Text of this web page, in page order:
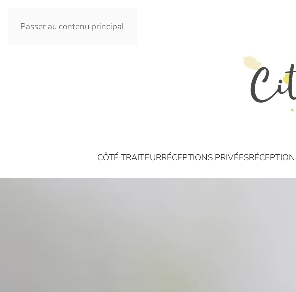
Passer au contenu principal
CÔTÉ TRAITEURRÉCEPTIONS PRIVÉES